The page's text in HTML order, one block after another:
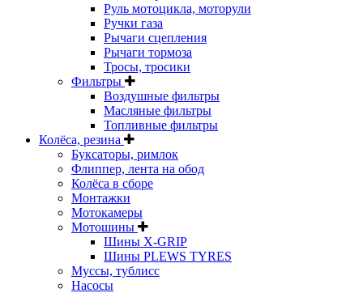
Руль мотоцикла, моторули
Ручки газа
Рычаги сцепления
Рычаги тормоза
Тросы, тросики
Фильтры
Воздушные фильтры
Масляные фильтры
Топливные фильтры
Колёса, резина
Буксаторы, римлок
Флиппер, лента на обод
Колёса в сборе
Монтажки
Мотокамеры
Мотошины
Шины X-GRIP
Шины PLEWS TYRES
Муссы, тублисс
Насосы